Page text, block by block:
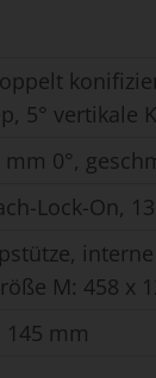
5° vertikale
mm 0°,
Lock-On,
M: 458 x
145 mm